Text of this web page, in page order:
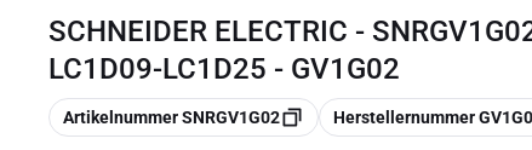
SCHNEIDER ELECTRIC -
LC1D09-LC1D25 - GV1G02
Kopieren
Artikelnummer SNRGV1G02 Kopieren
Herstellernummer